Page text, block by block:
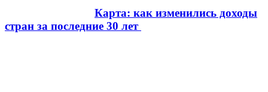
Карта: как изменились доходы
стран за последние 30 лет